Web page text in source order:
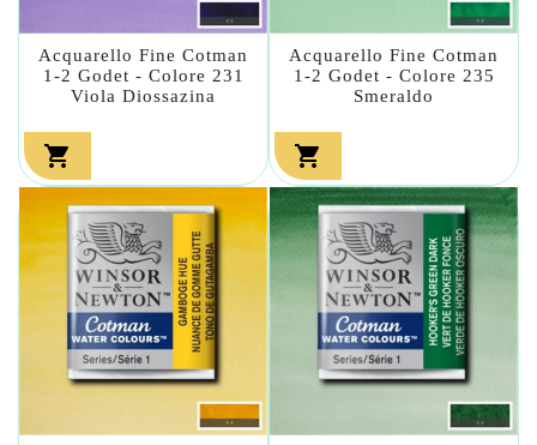
Acquarello Fine Cotman
1-2 Godet - Colore 231
Viola Diossazina

Acquarello Fine Cotman
1-2 Godet - Colore 235
Smeraldo
